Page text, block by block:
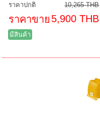
ราคาปกติ 10,265 THB
ราคาขาย 5,900 THB
มีสินค้า